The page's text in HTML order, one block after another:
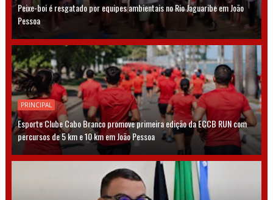
Peixe-boi é resgatado por equipes ambientais no Rio Jaguaribe em João
Pessoa
PRINCIPAL
Esporte Clube Cabo Branco promove primeira edição da ECCB RUN com
percursos de 5 km e 10 km em João Pessoa